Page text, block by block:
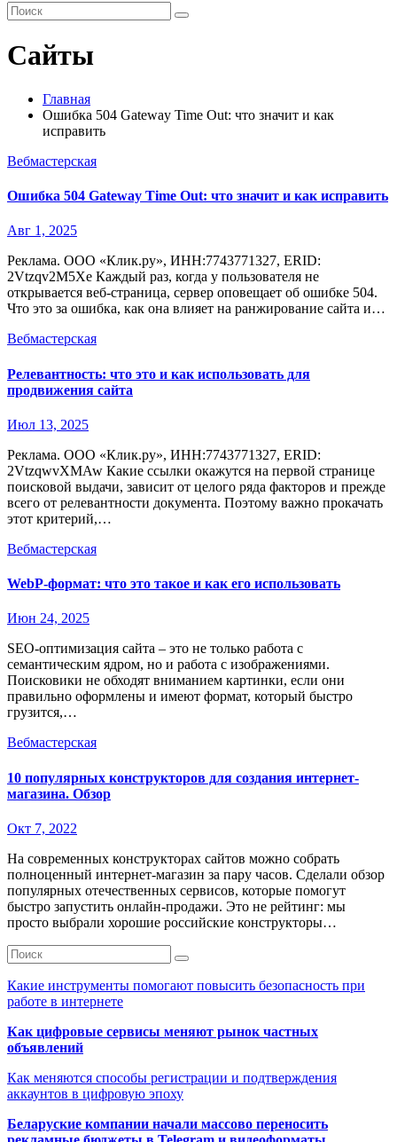
Сайты
Главная
Ошибка 504 Gateway Time Out: что значит и как
исправить
Вебмастерская
Ошибка 504 Gateway Time Out: что значит и как исправить
Авг 1, 2025
Реклама. ООО «Клик.ру», ИНН:7743771327, ERID:
2Vtzqv2M5Xe Каждый раз, когда у пользователя не
открывается веб-страница, сервер оповещает об ошибке 504.
Что это за ошибка, как она влияет на ранжирование сайта и…
Вебмастерская
Релевантность: что это и как использовать для
продвижения сайта
Июл 13, 2025
Реклама. ООО «Клик.ру», ИНН:7743771327, ERID:
2VtzqwvXMAw Какие ссылки окажутся на первой странице
поисковой выдачи, зависит от целого ряда факторов и прежде
всего от релевантности документа. Поэтому важно прокачать
этот критерий,…
Вебмастерская
WebP-формат: что это такое и как его использовать
Июн 24, 2025
SEO-оптимизация сайта – это не только работа с
семантическим ядром, но и работа с изображениями.
Поисковики не обходят вниманием картинки, если они
правильно оформлены и имеют формат, который быстро
грузится,…
Вебмастерская
10 популярных конструкторов для создания интернет-
магазина. Обзор
Окт 7, 2022
На современных конструкторах сайтов можно собрать
полноценный интернет-магазин за пару часов. Сделали обзор
популярных отечественных сервисов, которые помогут
быстро запустить онлайн-продажи. Это не рейтинг: мы
просто выбрали хорошие российские конструкторы…
Какие инструменты помогают повысить безопасность при
работе в интернете
Как цифровые сервисы меняют рынок частных
объявлений
Как меняются способы регистрации и подтверждения
аккаунтов в цифровую эпоху
Беларуские компании начали массово переносить